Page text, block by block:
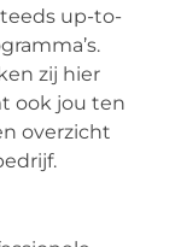
up-to-
zij hier
ook jou ten
overzicht